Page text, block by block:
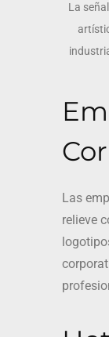
La
Las
relieve